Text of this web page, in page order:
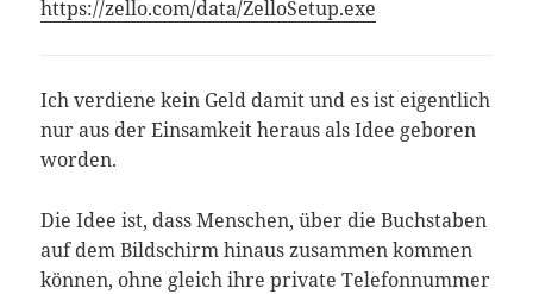
https://zello.com/data/ZelloSetup.exe
Ich verdiene kein Geld damit und es ist eigentlich
nur aus der Einsamkeit heraus als Idee geboren
worden.
Die Idee ist, dass Menschen, über die Buchstaben
auf dem Bildschirm hinaus zusammen kommen
können, ohne gleich ihre private Telefonnummer